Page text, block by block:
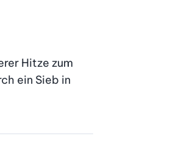
Hitze zum
ein Sieb in